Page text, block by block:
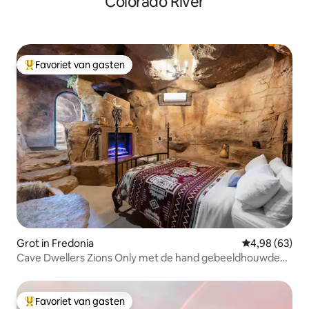
Topfavoriet van gasten
Favoriet van gasten
Grot in Fredonia Gemiddelde
4,98 (63)
Cave Dwellers Zions Only met de hand gebeeldhouwde
Favoriet van gasten